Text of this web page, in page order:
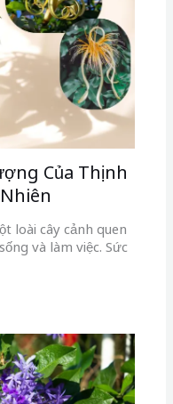
Của Thịnh
loài cây cảnh quen
và làm việc. Sức